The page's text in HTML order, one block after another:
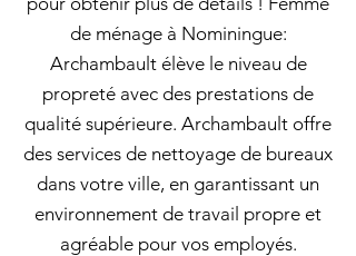
de ménage à Nominingue:
Archambault élève le niveau de
propreté avec des prestations de
qualité supérieure. Archambault offre
des services de nettoyage de bureaux
dans votre ville, en garantissant un
environnement de travail propre et
agréable pour vos employés.